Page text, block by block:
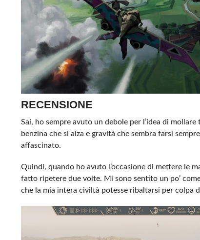
RECENSIONE
Sai, ho sempre avuto un debole per l’idea di mollare
benzina che si alza e gravità che sembra farsi
affascinato.
Quindi, quando ho avuto l’occasione di mettere le
fatto ripetere due volte. Mi sono sentito un po’
che la mia intera civiltà potesse ribaltarsi per colpa